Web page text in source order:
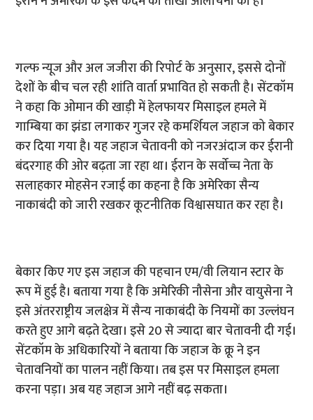
गल्फ न्यूज और अल जजीरा की रिपोर्ट के अनुसार, इससे दोनों
देशों के बीच चल रही शांति वार्ता प्रभावित हो सकती है। सेंटकॉम
ने कहा कि ओमान की खाड़ी में हेलफायर मिसाइल हमले में
गाम्बिया का झंडा लगाकर गुजर रहे कमर्शियल जहाज को बेकार
कर दिया गया है। यह जहाज चेतावनी को नजरअंदाज कर ईरानी
बंदरगाह की ओर बढ़ता जा रहा था। ईरान के सर्वोच्च नेता के
सलाहकार मोहसेन रजाई का कहना है कि अमेरिका सैन्य
नाकाबंदी को जारी रखकर कूटनीतिक विश्वासघात कर रहा है।
बेकार किए गए इस जहाज की पहचान एम/वी लियान स्टार के
रूप में हुई है। बताया गया है कि अमेरिकी नौसेना और वायुसेना ने
इसे अंतरराष्ट्रीय जलक्षेत्र में सैन्य नाकाबंदी के नियमों का उल्लंघन
करते हुए आगे बढ़ते देखा। इसे 20 से ज्यादा बार चेतावनी दी गई।
सेंटकॉम के अधिकारियों ने बताया कि जहाज के क्रू ने इन
चेतावनियों का पालन नहीं किया। तब इस पर मिसाइल हमला
करना पड़ा। अब यह जहाज आगे नहीं बढ़ सकता।